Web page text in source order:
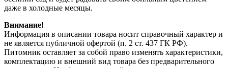
даже в холодные месяцы.
Внимание!
Информация в описании товара носит справочный характер и
не является публичной офертой (п. 2 ст. 437 ГК РФ).
Питомник оставляет за собой право изменять характеристики,
комплектацию и внешний вид товара без предварительного